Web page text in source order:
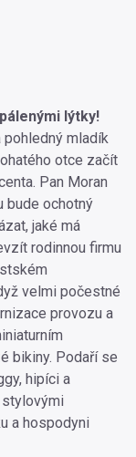
lýtky!
mladík
otce začít
Pan Moran
bude ochotný
jaké má
rodinnou firmu
velmi počestné
provozu a
bikiny. Podaří se
hipíci a
stylovými
a hospodyni